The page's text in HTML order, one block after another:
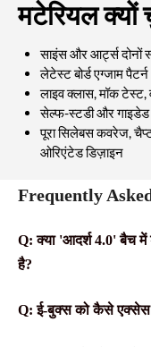
मटेरियल क्यों
साइंस और आर्ट्स दोनों
लेटेस्ट बोर्ड एग्जाम
लाइव क्लास, मॉक
सेल्फ-स्टडी और गाइडेड
पूरा सिलेबस कवरेज,
ओरिएंटेड डिज़ाइन
Frequently
Q: क्या 'आदर्श 4.0' बैच में
है?
Q: ई-बुक्स को कैसे एक्सेस